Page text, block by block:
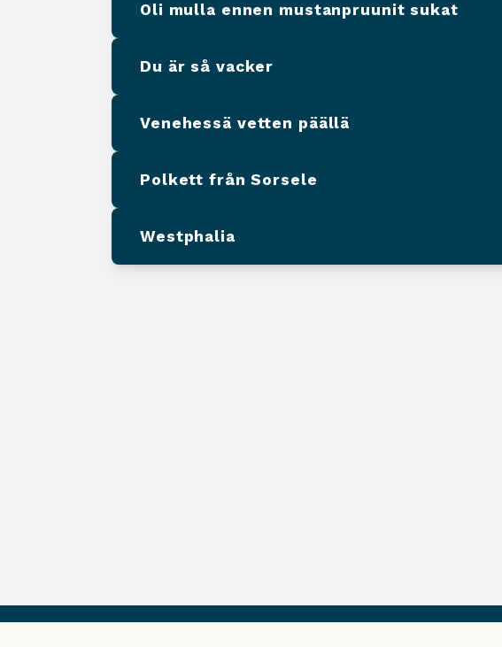
Oli mulla ennen mustanpruunit sukat
Du är så vacker
Venehessä vetten päällä
Polkett från Sorsele
Westphalia